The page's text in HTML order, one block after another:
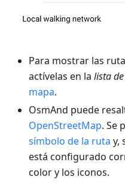
Para mostrar las
actívelas en la lista
mapa.
OsmAnd puede
OpenStreetMap. Se
símbolo de la ruta y,
está configurado
color y los iconos.